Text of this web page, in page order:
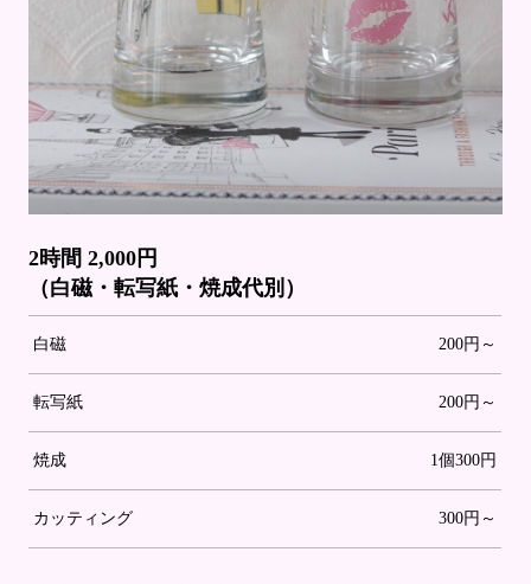
2時間 2,000円
（白磁・転写紙・焼成代別）
白磁 200円～
転写紙 200円～
焼成 1個300円
カッティング 300円～